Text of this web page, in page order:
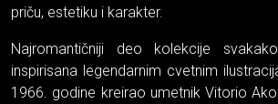
priču, estetiku i karakter.
Najromantičniji deo kolekcije
inspirisana legendarnim cvetnim
1966. godine kreirao umetnik Vitorio